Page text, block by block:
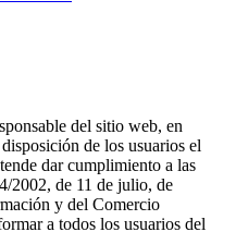
del sitio web, en
de los usuarios el
dar cumplimiento a las
2002, de 11 de julio, de
y del Comercio
a todos los usuarios del